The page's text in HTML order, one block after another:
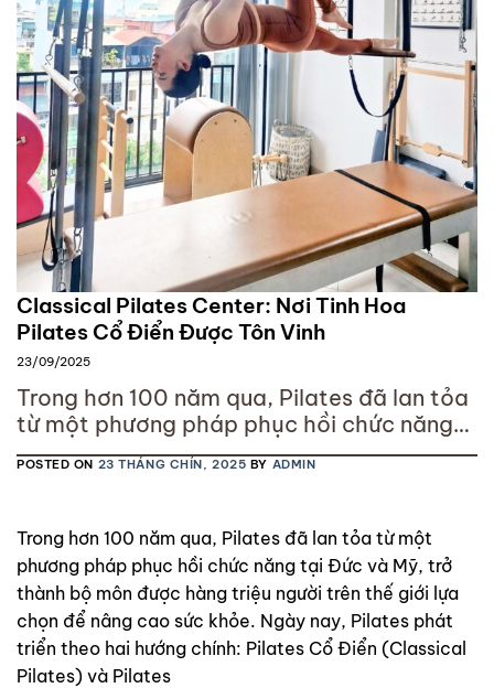
Classical Pilates Center: Nơi Tinh Hoa
Pilates Cổ Điển Được Tôn Vinh
23/09/2025
Trong hơn 100 năm qua, Pilates đã lan tỏa
từ một phương pháp phục hồi chức năng
tại Đức và Mỹ, trở thành bộ môn được
hàng triệu người trên thế giới lựa chọn để
triển theo hai hướng chính: Pilates Cổ Điển
(Classical Pilates) và Pilates
POSTED ON 23 THÁNG CHÍN, 2025 BY ADMIN
Trong hơn 100 năm qua, Pilates đã lan tỏa từ một
phương pháp phục hồi chức năng tại Đức và Mỹ, trở
thành bộ môn được hàng triệu người trên thế giới lựa
chọn để nâng cao sức khỏe. Ngày nay, Pilates phát
triển theo hai hướng chính: Pilates Cổ Điển (Classical
Pilates) và Pilates